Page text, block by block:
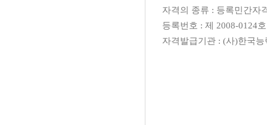
자격의 종류 : 등록민간자
등록번호 : 제 2008-0124호
자격발급기관 : (사)한국능